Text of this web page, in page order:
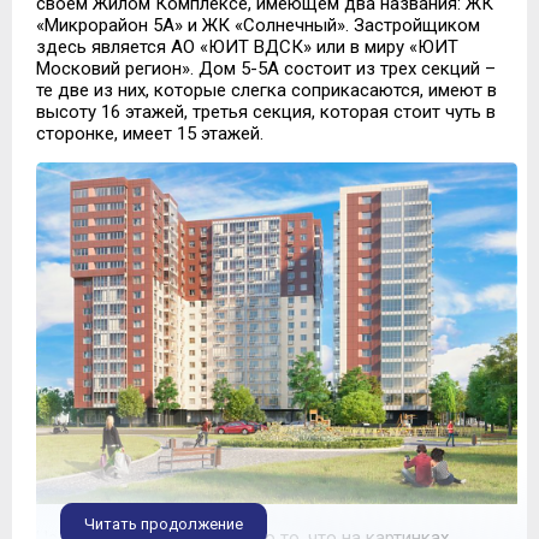
«Микрорайон 5А» и ЖК «Солнечный». Застройщиком
здесь является АО «ЮИТ ВДСК» или в миру «ЮИТ
Московий регион». Дом 5-5А состоит из трех секций –
те две из них, которые слегка соприкасаются, имеют в
высоту 16 этажей, третья секция, которая стоит чуть в
сторонке, имеет 15 этажей.
Читать продолжение